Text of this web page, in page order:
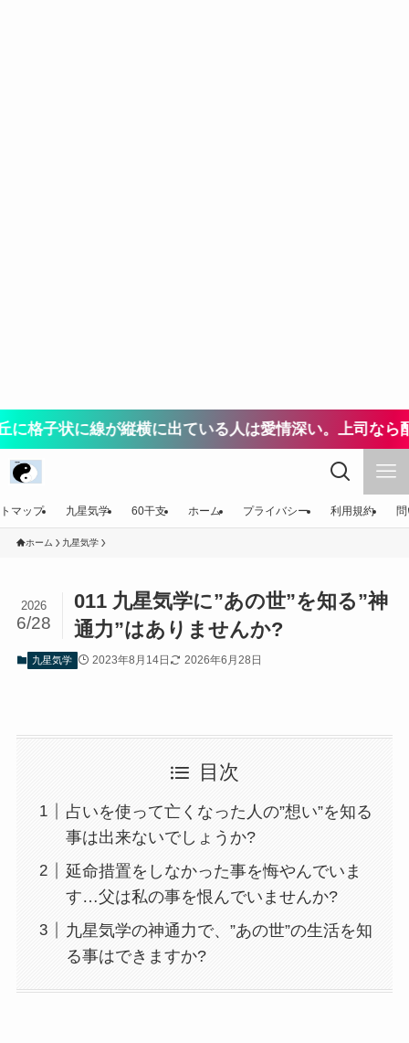
線が縦横に出ている人は愛情深い。上司なら配慮が上
マップ 九星気学 60干支 ホーム プライバシー 利用規約
ホーム 九星気学
011 九星気学に”あの世”を知る”神
通力”はありませんか?
2026
6/28
九星気学 2023年8月14日 2026年6月28日
目次
占いを使って亡くなった人の”想い”を知る
事は出来ないでしょうか?
延命措置をしなかった事を悔やんでいま
す…父は私の事を恨んでいませんか?
九星気学の神通力で、”あの世”の生活を知
る事はできますか?